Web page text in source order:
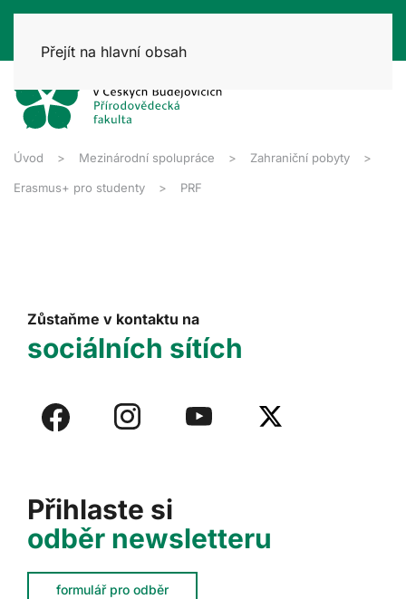
Přejít na hlavní obsah
Úvod Mezinárodní spolupráce Zahraniční pobyty
Erasmus+ pro studenty PRF
Přihlaste si
odběr newsletteru
formulář pro odběr
Zůstaňme v kontaktu na
sociálních sítích